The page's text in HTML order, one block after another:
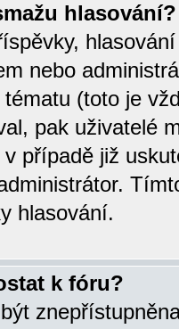
hlasování?
nebo
(toto je
pak uživatelé
případě již
hlasování.
k fóru?